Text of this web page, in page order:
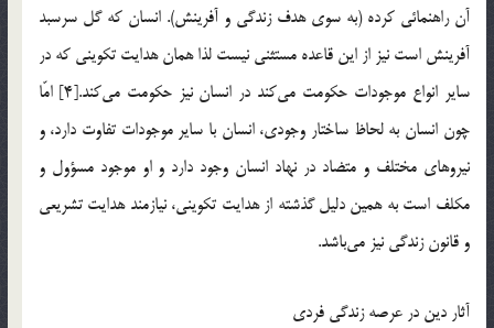
آن راهنمائي كرده (به سوي هدف زندگي و آفرينش). انسان كه گل سرسبد
آفرينش است نيز از اين قاعده مستثني نيست لذا همان هدايت تكويني كه در
ساير انواع موجودات حكومت مي‌كند در انسان نيز حكومت مي‌كند.[4] امّا
چون انسان به لحاظ ساختار وجودي، انسان با ساير موجودات تفاوت دارد، و
نيروهاي مختلف و متضاد در نهاد انسان وجود دارد و او موجود مسؤول و
مكلف است به همين دليل گذشته از هدايت تكويني، نيازمند هدايت تشريعي
و قانون زندگي نيز مي‌باشد.
آثار دين در عرصه زندگی فردی